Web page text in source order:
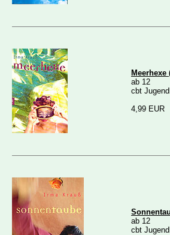
Meerhexe
ab 12
cbt
4,99 EUR
ab 12
cbt